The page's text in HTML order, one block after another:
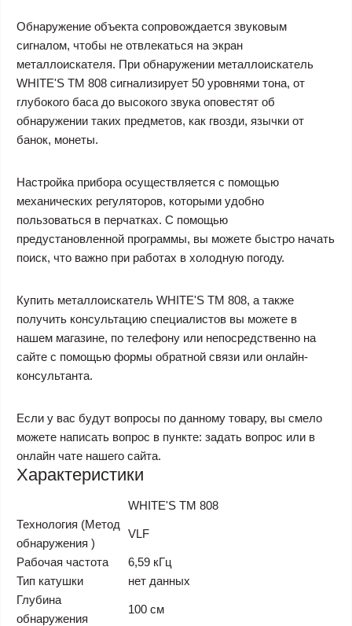
Обнаружение объекта сопровождается звуковым
сигналом, чтобы не отвлекаться на экран
металлоискателя. При обнаружении металлоискатель
WHITE'S TM 808 сигнализирует 50 уровнями тона, от
глубокого баса до высокого звука оповестят об
обнаружении таких предметов, как гвозди, язычки от
банок, монеты.
Настройка прибора осуществляется с помощью
механических регуляторов, которыми удобно
пользоваться в перчатках. С помощью
предустановленной программы, вы можете быстро начать
поиск, что важно при работах в холодную погоду.
Купить металлоискатель WHITE'S TM 808, а также
получить консультацию специалистов вы можете в
нашем магазине, по телефону или непосредственно на
сайте с помощью формы обратной связи или онлайн-
консультанта.
Если у вас будут вопросы по данному товару, вы смело
можете написать вопрос в пункте: задать вопрос или в
онлайн чате нашего сайта.
Характеристики
WHITE'S TM 808
Технология (Метод
обнаружения )
VLF
Рабочая частота
6,59 кГц
Тип катушки
нет данных
Глубина
обнаружения
100 см